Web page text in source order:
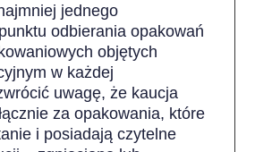
jednego
odbierania opakowań
objętych
w każdej
uwagę, że kaucja
za opakowania, które
i posiadają czytelne